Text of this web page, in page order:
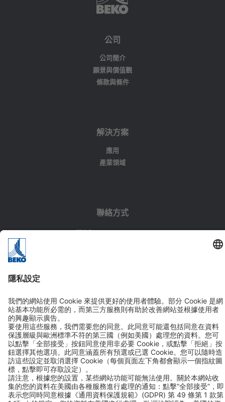
公司
公司簡介
願景與價值觀
條款與條件
解決方案
應用
產業領域
聯絡方式
追蹤我們